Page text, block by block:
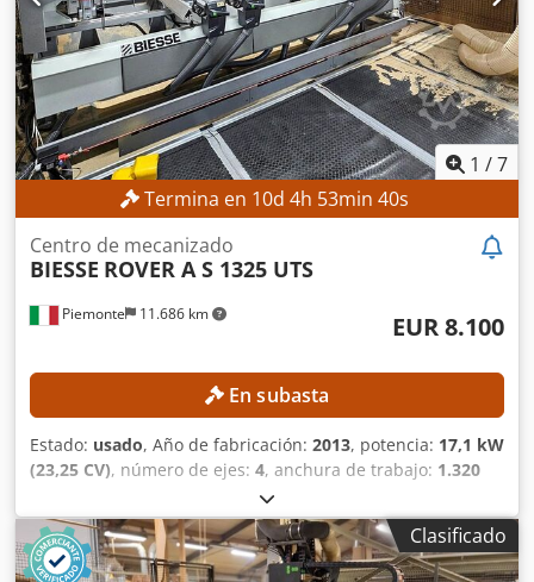
1 /7
Termina en 10d 4h 53min 37s
Piemonte 11.686 km
Centro de mecanizado
BIESSE ROVER A S 1325 UTS
EUR 8.100
En subasta
Estado: usado, Año de fabricación: 2013, potencia: 17,1 kW
(23,25 CV), número de ejes: 4, anchura de trabajo: 1.320
, velocidad del husillo de fresado (máx.):
longitud útil:2.500 mm, DETALLES TÉCNICOS Área de
trabajo, eje X: 2.500 mm Área de trabajo, eje Y: 1.320 mm
Recorrido, eje Y: 1.900 mm Diámetro máximo de placa: 170
Clasificado